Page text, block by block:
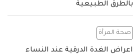
بالطرق الطبيعية
صحة المرأة
اعراض الغدة الدرقية عند النساء